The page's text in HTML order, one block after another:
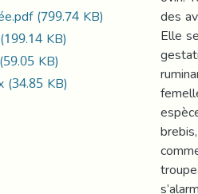
(799.74 KB)
(199.14 KB)
(59.05 KB)
(34.85 KB)
des
Elle